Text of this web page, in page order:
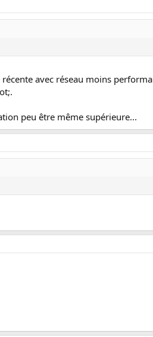
avec réseau moins
peu être même supérieure...